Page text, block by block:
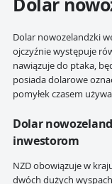
Dolar
Dolar nowozelandzki
ojczyźnie występuje
nawiązuje do ptaka,
posiada dolarowe
pomyłek czasem
Dolar
inwestorom
NZD obowiązuje w
dwóch dużych